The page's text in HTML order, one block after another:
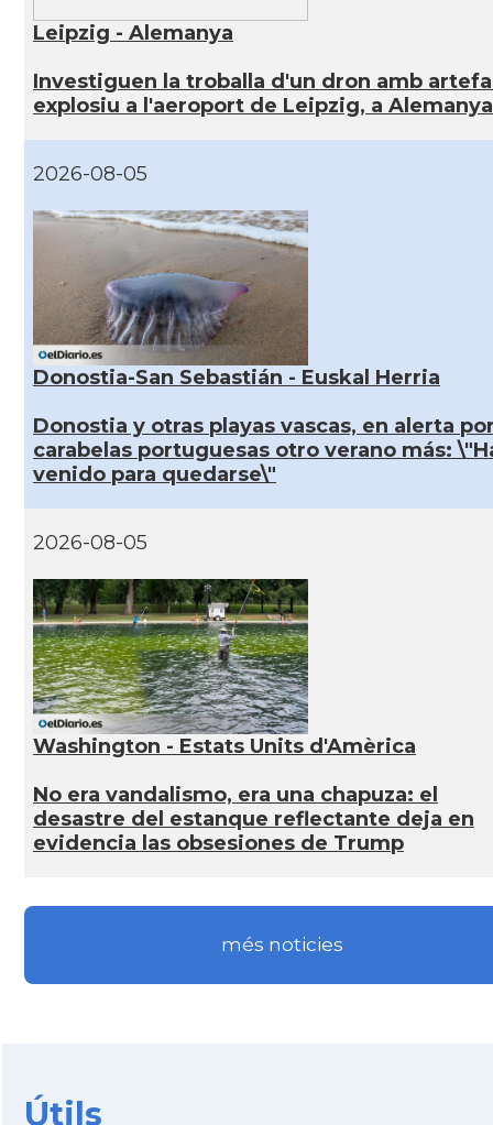
Leipzig - Alemanya
Investiguen la troballa d'un dron amb
explosiu a l'aeroport de Leipzig, a Alemanya
2026-08-05
Donostia-San Sebastián - Euskal Herria
Donostia y otras playas vascas, en alerta
carabelas portuguesas otro verano más:
venido para quedarse\"
2026-08-05
Washington - Estats Units d'Amèrica
No era vandalismo, era una chapuza: el
desastre del estanque reflectante deja en
evidencia las obsesiones de Trump
més noticies
Útils